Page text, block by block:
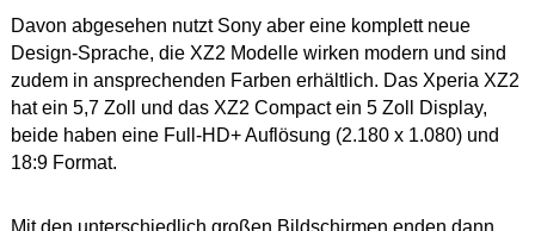
Davon abgesehen nutzt Sony aber eine komplett neue
Design-Sprache, die XZ2 Modelle wirken modern und sind
zudem in ansprechenden Farben erhältlich. Das Xperia XZ2
hat ein 5,7 Zoll und das XZ2 Compact ein 5 Zoll Display,
beide haben eine Full-HD+ Auflösung (2.180 x 1.080) und
18:9 Format.
Mit den unterschiedlich großen Bildschirmen enden dann